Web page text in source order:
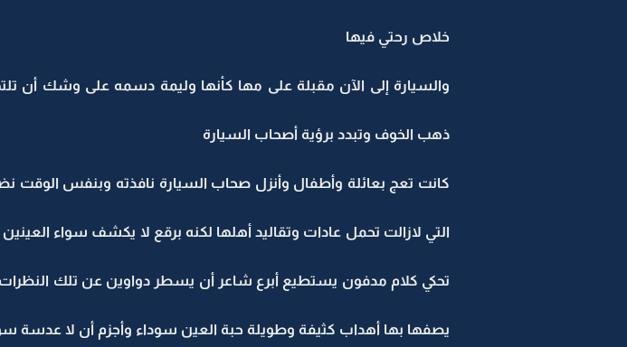
خلاص رحتي فيها
والسيارة إلى الآن مقبلة على مها كأنها وليمة دسمه على وشك أن
ذهب الخوف وتبدد برؤية أصحاب السيارة
كانت تعج بعائلة وأطفال وأنزل صحاب السيارة نافذته وبنفس الوقت
التي لازالت تحمل عادات وتقاليد أهلها لكنه برقع لا يكشف سواء
تحكي كلام مدفون يستطيع أبرع شاعر أن يسطر دواوين عن تلك
يصفها بها أهداب كثيفة وطويلة حبة العين سوداء وأجزم أن لا